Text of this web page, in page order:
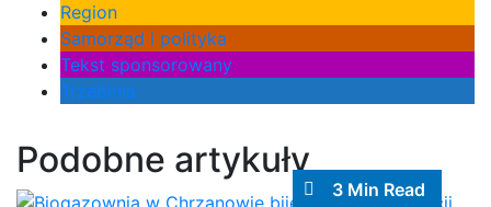
Region
Samorząd i polityka
Tekst sponsorowany
Trzebinia
Podobne artykuły
3 Min Read